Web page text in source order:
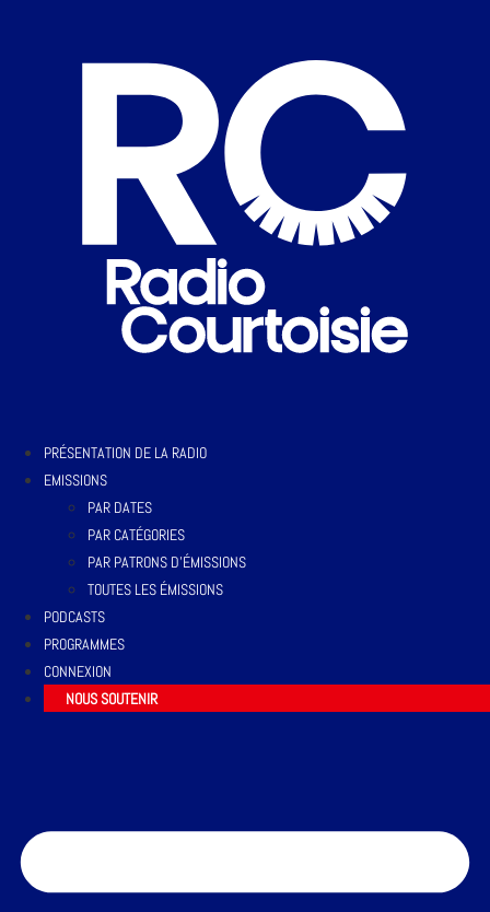
PRÉSENTATION DE LA RADIO
EMISSIONS
PAR DATES
PAR CATÉGORIES
PAR PATRONS D’ÉMISSIONS
TOUTES LES ÉMISSIONS
PODCASTS
PROGRAMMES
CONNEXION
NOUS SOUTENIR